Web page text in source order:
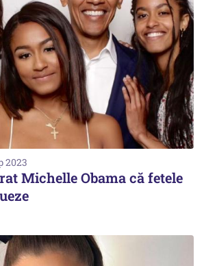
2023
Michelle Obama că fetele